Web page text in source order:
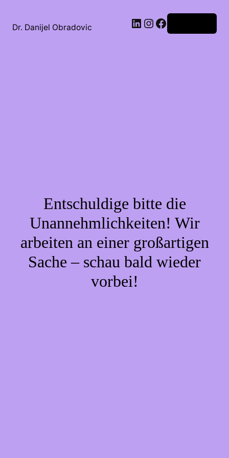
Dr. Danijel Obradovic
Entschuldige bitte die
Unannehmlichkeiten! Wir
arbeiten an einer großartigen
Sache – schau bald wieder
vorbei!